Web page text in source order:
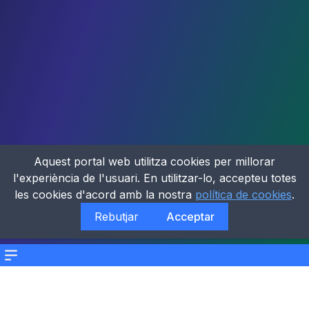
Menu
Aquest portal web utilitza cookies per millorar
l'experiència de l'usuari. En utilitzar-lo, accepteu totes
les cookies d'acord amb la nostra política de cookies.
Rebutjar
Acceptar